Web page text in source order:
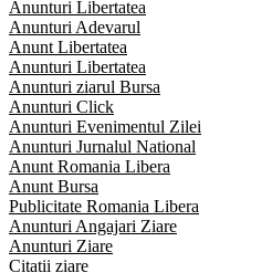
Anunturi Libertatea
Anunturi Adevarul
Anunt Libertatea
Anunturi Libertatea
Anunturi ziarul Bursa
Anunturi Click
Anunturi Evenimentul Zilei
Anunturi Jurnalul National
Anunt Romania Libera
Anunt Bursa
Publicitate Romania Libera
Anunturi Angajari Ziare
Anunturi Ziare
Citatii ziare